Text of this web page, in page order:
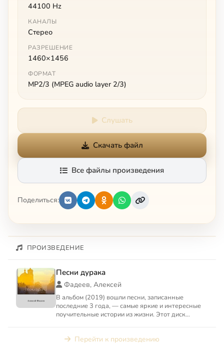
44100 Hz
КАНАЛЫ
Стерео
РАЗРЕШЕНИЕ
1460×1456
ФОРМАТ
MP2/3 (MPEG audio layer 2/3)
Слушать
Скачать файл
Все файлы произведения
Поделиться:
ПРОИЗВЕДЕНИЕ
Песни дурака
Фадеев, Алексей
В альбом (2019) вошли песни, записанные
последние 3 года, — самые яркие и интересные
поучительные истории из жизни. Этот диск
Перейти к произведению